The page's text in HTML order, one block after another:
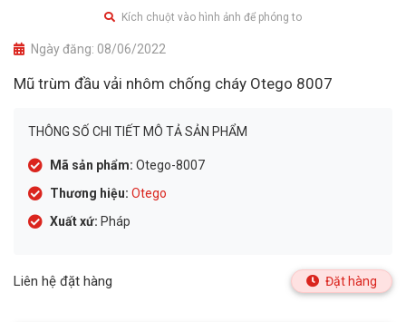
Kích chuột vào hình ảnh để phóng to
Ngày đăng: 08/06/2022
Mũ trùm đầu vải nhôm chống cháy Otego 8007
THÔNG SỐ CHI TIẾT MÔ TẢ SẢN PHẨM
Mã sản phẩm: Otego-8007
Thương hiệu: Otego
Xuất xứ: Pháp
Liên hệ đặt hàng Đặt hàng